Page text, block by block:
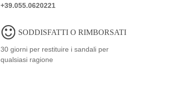
+39.055.0620221
SODDISFATTI O RIMBORSATI
30 giorni per restituire i sandali per
qualsiasi ragione